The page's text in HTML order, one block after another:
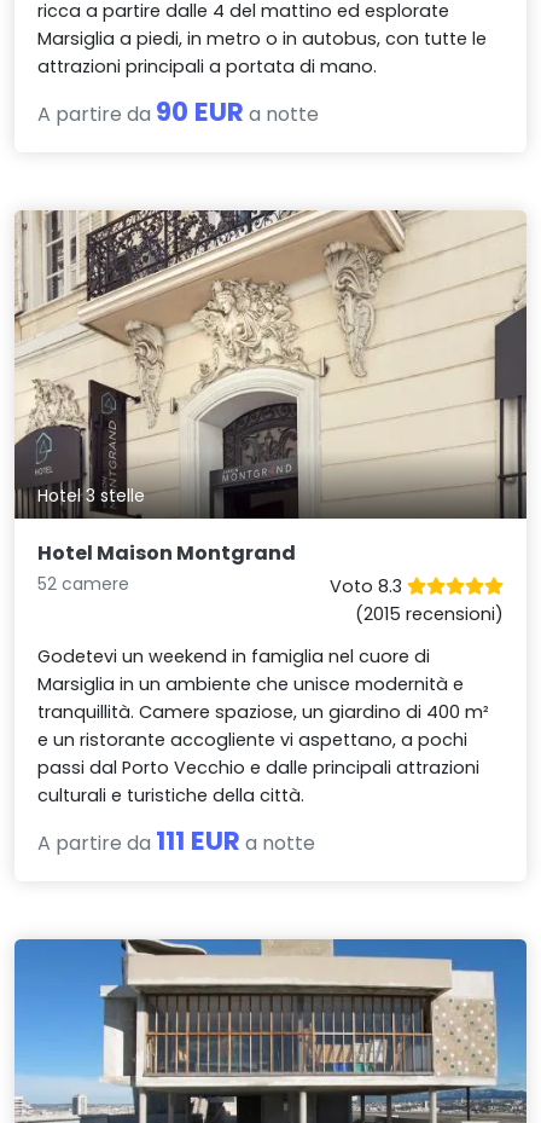
ricca a partire dalle 4 del mattino ed esplorate
Marsiglia a piedi, in metro o in autobus, con tutte le
attrazioni principali a portata di mano.
A partire da 90 EUR a notte
Hotel 3 stelle
Hotel Maison Montgrand
52 camere
Voto 8.3
(2015 recensioni)
Godetevi un weekend in famiglia nel cuore di
Marsiglia in un ambiente che unisce modernità e
tranquillità. Camere spaziose, un giardino di 400 m²
e un ristorante accogliente vi aspettano, a pochi
passi dal Porto Vecchio e dalle principali attrazioni
culturali e turistiche della città.
A partire da 111 EUR a notte